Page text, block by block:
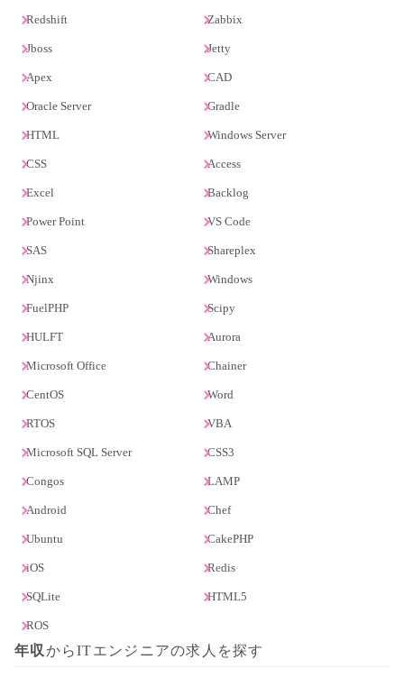
Redshift Zabbix
Jboss Jetty
Apex CAD
Oracle Server Gradle
HTML Windows Server
CSS Access
Excel Backlog
Power Point VS Code
SAS Shareplex
Njinx Windows
FuelPHP Scipy
HULFT Aurora
Microsoft Office Chainer
CentOS Word
RTOS VBA
Microsoft SQL Server CSS3
Congos LAMP
Android Chef
Ubuntu CakePHP
iOS Redis
SQLite HTML5
ROS
年収 からITエンジニアの求人を探す